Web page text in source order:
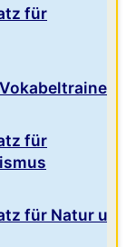
für
für
für Natur und